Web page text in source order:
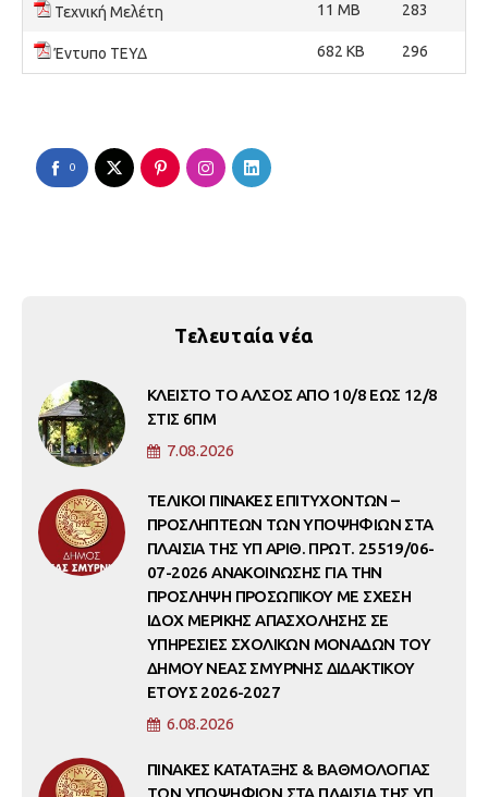
Τεχνική Μελέτη 11 MB 283
Έντυπο ΤΕΥΔ 682 KB 296
0
Τελευταία νέα
ΚΛΕΙΣΤΟ ΤΟ ΑΛΣΟΣ ΑΠΟ 10/8 ΕΩΣ 12/8
ΣΤΙΣ 6ΠΜ
7.08.2026
ΤΕΛΙΚΟΙ ΠΙΝΑΚΕΣ ΕΠΙΤΥΧΟΝΤΩΝ –
ΠΡΟΣΛΗΠΤΕΩΝ ΤΩΝ ΥΠΟΨΗΦΙΩΝ ΣΤΑ
ΠΛΑΙΣΙΑ ΤΗΣ ΥΠ ΑΡΙΘ. ΠΡΩΤ. 25519/06-
07-2026 ΑΝΑΚΟΙΝΩΣΗΣ ΓΙΑ ΤΗΝ
ΠΡΟΣΛΗΨΗ ΠΡΟΣΩΠΙΚΟΥ ΜΕ ΣΧΕΣΗ
ΙΔΟΧ ΜΕΡΙΚΗΣ ΑΠΑΣΧΟΛΗΣΗΣ ΣΕ
ΥΠΗΡΕΣΙΕΣ ΣΧΟΛΙΚΩΝ ΜΟΝΑΔΩΝ ΤΟΥ
ΔΗΜΟΥ ΝΕΑΣ ΣΜΥΡΝΗΣ ΔΙΔΑΚΤΙΚΟΥ
ΕΤΟΥΣ 2026-2027
6.08.2026
ΠΙΝΑΚΕΣ ΚΑΤΑΤΑΞΗΣ & ΒΑΘΜΟΛΟΓΙΑΣ
ΤΩΝ ΥΠΟΨΗΦΙΩΝ ΣΤΑ ΠΛΑΙΣΙΑ ΤΗΣ ΥΠ